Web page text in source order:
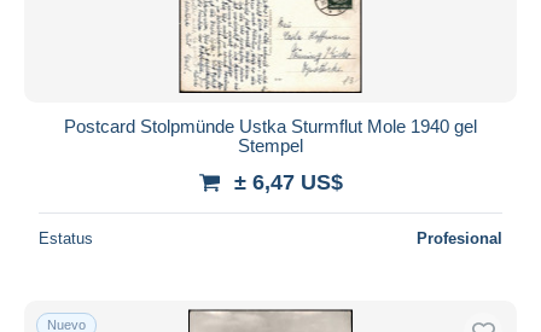
Mastercard
Bancontact
iDeal
Residencia del vendedor
Postcard Stolpmünde Ustka Sturmflut Mole 1940 gel
Stempel
± 6,47 US$
Estatus Profesional
Nuevo